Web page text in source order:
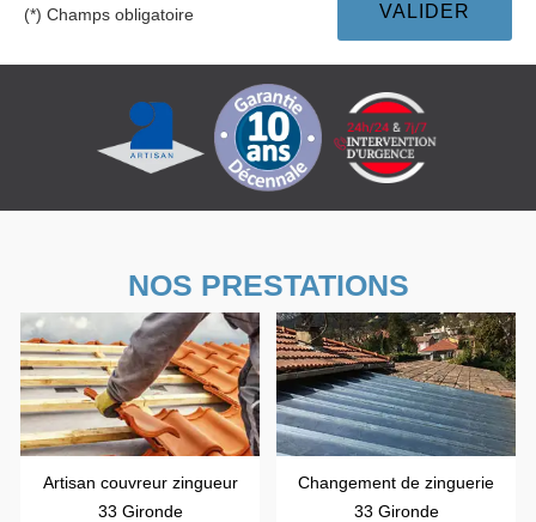
(*) Champs obligatoire
NOS PRESTATIONS
Artisan couvreur zingueur
33 Gironde
Changement de zinguerie
33 Gironde